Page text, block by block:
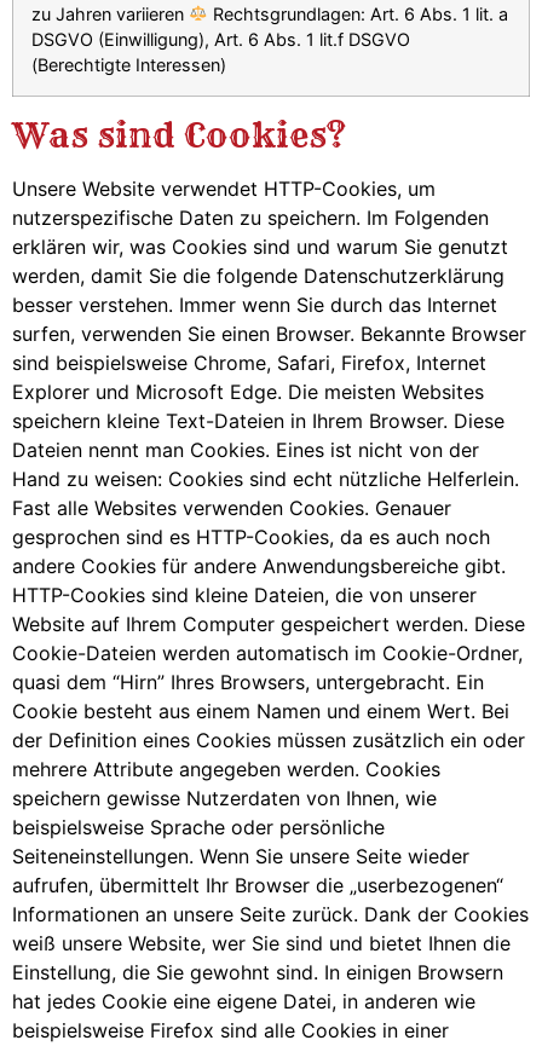
zu Jahren variieren
Rechtsgrundlagen: Art. 6 Abs. 1 lit. a
DSGVO (Einwilligung), Art. 6 Abs. 1 lit.f DSGVO
(Berechtigte Interessen)
Was sind Cookies?
Unsere Website verwendet HTTP-Cookies, um
nutzerspezifische Daten zu speichern. Im Folgenden
erklären wir, was Cookies sind und warum Sie genutzt
werden, damit Sie die folgende Datenschutzerklärung
besser verstehen. Immer wenn Sie durch das Internet
surfen, verwenden Sie einen Browser. Bekannte Browser
sind beispielsweise Chrome, Safari, Firefox, Internet
Explorer und Microsoft Edge. Die meisten Websites
speichern kleine Text-Dateien in Ihrem Browser. Diese
Dateien nennt man Cookies. Eines ist nicht von der
Hand zu weisen: Cookies sind echt nützliche Helferlein.
Fast alle Websites verwenden Cookies. Genauer
gesprochen sind es HTTP-Cookies, da es auch noch
andere Cookies für andere Anwendungsbereiche gibt.
HTTP-Cookies sind kleine Dateien, die von unserer
Website auf Ihrem Computer gespeichert werden. Diese
Cookie-Dateien werden automatisch im Cookie-Ordner,
quasi dem “Hirn” Ihres Browsers, untergebracht. Ein
Cookie besteht aus einem Namen und einem Wert. Bei
der Definition eines Cookies müssen zusätzlich ein oder
mehrere Attribute angegeben werden. Cookies
speichern gewisse Nutzerdaten von Ihnen, wie
beispielsweise Sprache oder persönliche
Seiteneinstellungen. Wenn Sie unsere Seite wieder
aufrufen, übermittelt Ihr Browser die „userbezogenen“
Informationen an unsere Seite zurück. Dank der Cookies
weiß unsere Website, wer Sie sind und bietet Ihnen die
Einstellung, die Sie gewohnt sind. In einigen Browsern
hat jedes Cookie eine eigene Datei, in anderen wie
beispielsweise Firefox sind alle Cookies in einer